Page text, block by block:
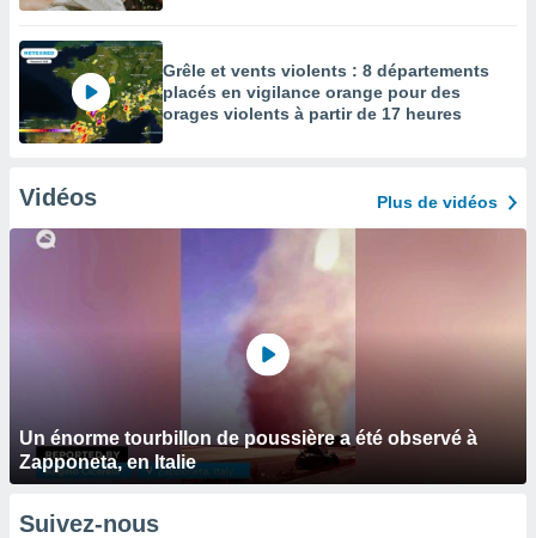
Grêle et vents violents : 8 départements
placés en vigilance orange pour des
orages violents à partir de 17 heures
Vidéos Plus de vidéos
Un énorme tourbillon de poussière a été observé à
Zapponeta, en Italie
Suivez-nous